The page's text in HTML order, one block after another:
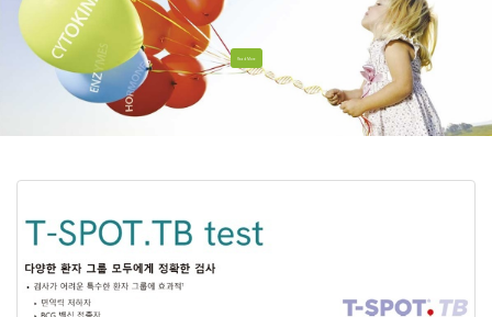
Read More